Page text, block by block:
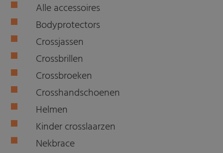
Alle accessoires
Bodyprotectors
Crossjassen
Crossbrillen
Crossbroeken
Crosshandschoenen
Helmen
Kinder crosslaarzen
Nekbrace